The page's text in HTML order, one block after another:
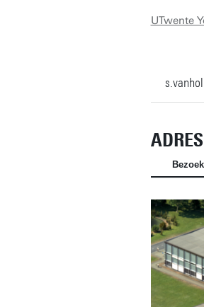
UTwente
ADRES